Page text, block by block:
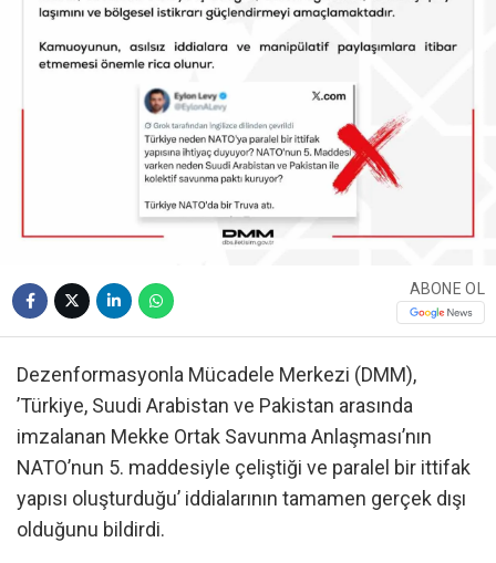
ABONE OL
Dezenformasyonla Mücadele Merkezi (DMM),
’Türkiye, Suudi Arabistan ve Pakistan arasında
imzalanan Mekke Ortak Savunma Anlaşması’nın
NATO’nun 5. maddesiyle çeliştiği ve paralel bir ittifak
yapısı oluşturduğu’ iddialarının tamamen gerçek dışı
olduğunu bildirdi.